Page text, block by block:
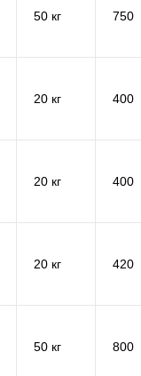
50 кг 750
20 кг 400
20 кг 400
20 кг 420
50 кг 800